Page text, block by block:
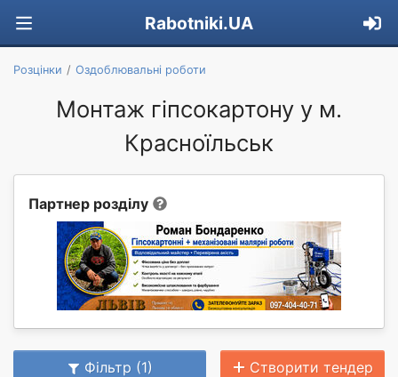
Rabotniki.UA
Розцінки Оздоблювальні роботи
Монтаж гіпсокартону у м.
Красноїльськ
Партнер розділу
Фільтр (1) Створити тендер